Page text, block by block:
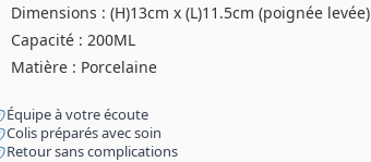
Dimensions : (H)13cm x (L)11.5cm (poignée levée)
Capacité : 200ML
Matière : Porcelaine
Équipe à votre écoute
Colis préparés avec soin
Retour sans complications